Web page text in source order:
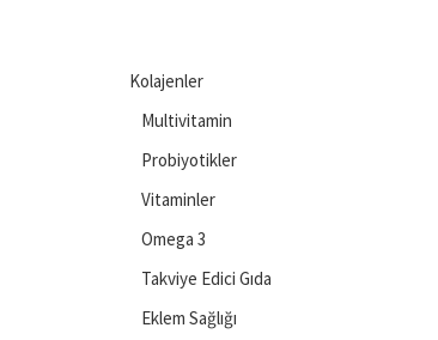
Kolajenler
Multivitamin
Probiyotikler
Vitaminler
Omega 3
Takviye Edici Gıda
Eklem Sağlığı